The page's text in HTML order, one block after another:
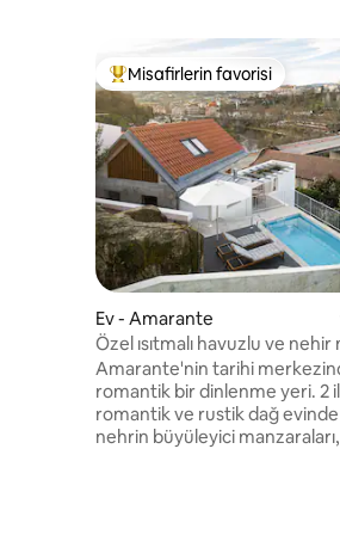
Misafirlerin favorilerinden en
Misafirlerin favorisi
Ev - Amarante
Özel ısıtmalı havuzlu ve nehir
dağ evi
Amarante'nin tarihi
romantik bir dinlenme yeri. 2
romantik ve rustik dağ
nehrin büyüleyici